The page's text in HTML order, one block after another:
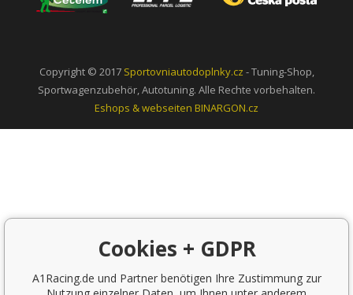
Copyright © 2017 Sportovniautodoplnky.cz - Tuning-Shop,
Sportwagenzubehör, Autotuning. Alle Rechte vorbehalten.
Eshops & webseiten BINARGON.cz
Cookies + GDPR
A1Racing.de und Partner benötigen Ihre Zustimmung zur